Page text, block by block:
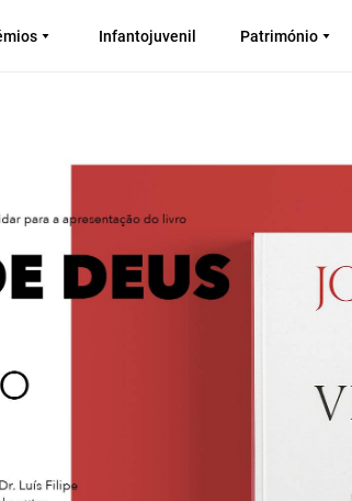
Infantojuvenil Património